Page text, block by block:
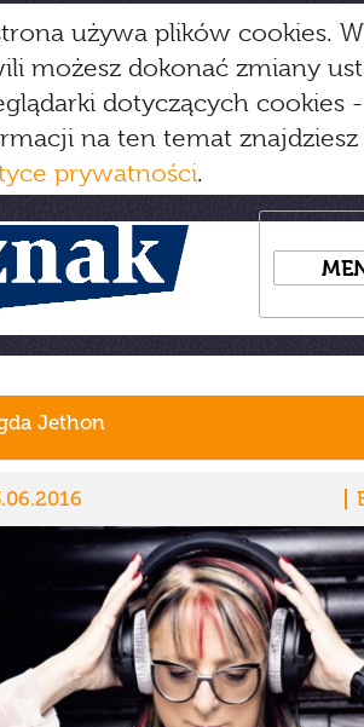
używa plików cookies.
możesz dokonać zmiany
dotyczących cookies
na ten temat
prywatności.
Jethon